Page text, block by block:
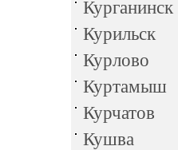
Курганинск
Курильск
Курлово
Куртамыш
Курчатов
Кушва